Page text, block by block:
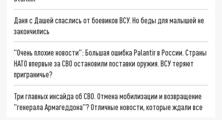
Даня с Дашей спаслись от боевиков ВСУ. Но беды для малышей не
закончились
"Очень плохие новости": Большая ошибка Palantir в России. Страны
НАТО впервые за СВО остановили поставки оружия. ВСУ теряют
приграничье?
Три главных инсайда об СВО. Отмена мобилизации и возвращение
"генерала Армагеддона"? Отличные новости, которые ждали все